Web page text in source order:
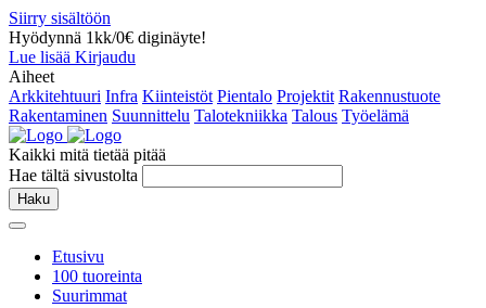
Siirry sisältöön
Hyödynnä 1kk/0€ diginäyte!
Lue lisää Kirjaudu
Aiheet
Arkkitehtuuri Infra Kiinteistöt Pientalo Projektit Rakennustuote
Rakentaminen Suunnittelu Talotekniikka Talous Työelämä
Kaikki mitä tietää pitää
Hae tältä sivustolta
Haku
Etusivu
100 tuoreinta
Suurimmat